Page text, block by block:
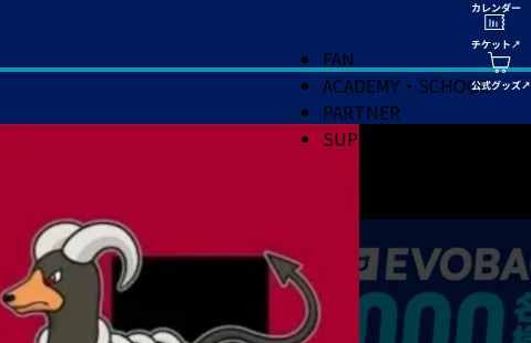
FAN
ACADEMY・SCHOOL
PARTNER
SUPPORT